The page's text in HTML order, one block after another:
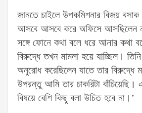
জানতে চাইলে উপকমিশনার বিজয় বসাক
আসবে আসবে করে অফিসে আসছিলেন
সঙ্গে ফোনে কথা বলে ধরে আনার কথা
বিরুদ্ধে তখন মামলা হয়ে যাচ্ছিল।
অনুরোধ করেছিলেন যাতে তার বিরুদ্ধে
উপরন্তু আমি তার চাকরিটা বাঁচিয়েছি।
বিষয়ে বেশি কিছু বলা উচিত হবে না।’